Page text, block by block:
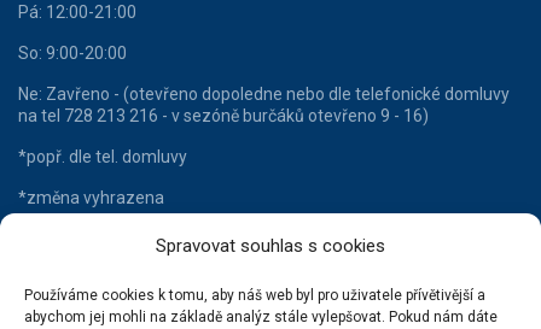
Spravovat souhlas s cookies
Používáme cookies k tomu, aby náš web byl pro uživatele přívětivější a
abychom jej mohli na základě analýz stále vylepšovat. Pokud nám dáte
Pá: 12:00-21:00
So: 9:00-20:00
Ne: Zavřeno - (otevřeno dopoledne nebo dle telefonické domluvy
na tel 728 213 216 - v sezóně burčáků otevřeno 9 - 16)
*popř. dle tel. domluvy
*změna vyhrazena
HLAVNÍ KATEGORIE